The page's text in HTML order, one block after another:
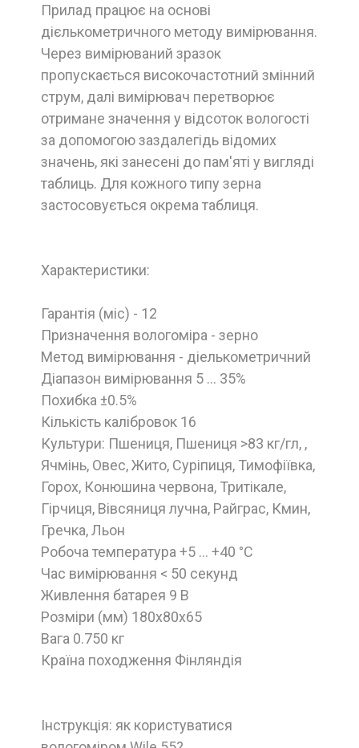
Прилад працює на основі
дієлькометричного методу вимірювання.
Через вимірюваний зразок
пропускається високочастотний змінний
струм, далі вимірювач перетворює
отримане значення у відсоток вологості
за допомогою заздалегідь відомих
значень, які занесені до пам'яті у вигляді
таблиць. Для кожного типу зерна
застосовується окрема таблиця.
Характеристики:
Гарантія (міс) - 12
Призначення вологоміра - зерно
Метод вимірювання - діелькометричний
Діапазон вимірювання 5 ... 35%
Похибка ±0.5%
Кількість калібровок 16
Культури: Пшениця, Пшениця >83 кг/гл, ,
Ячмінь, Овес, Жито, Суріпиця, Тимофіївка,
Горох, Конюшина червона, Тритікале,
Гірчиця, Вівсяниця лучна, Райграс, Кмин,
Гречка, Льон
Робоча температура +5 ... +40 °С
Час вимірювання < 50 секунд
Живлення батарея 9 В
Розміри (мм) 180х80х65
Вага 0.750 кг
Країна походження Фінляндія
Інструкція: як користуватися